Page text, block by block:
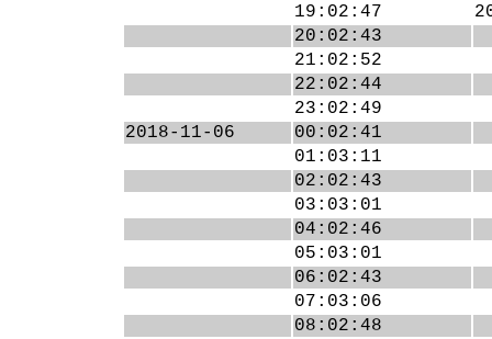
19:02:47
20:02:43
21:02:52
22:02:44
23:02:49
2018-11-06
00:02:41
01:03:11
02:02:43
03:03:01
04:02:46
05:03:01
06:02:43
07:03:06
08:02:48